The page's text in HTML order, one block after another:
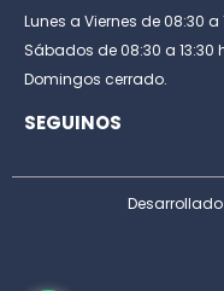
Lunes a Viernes de 08:30 a
Sábados de 08:30 a 13:30
Domingos cerrado.
SEGUINOS